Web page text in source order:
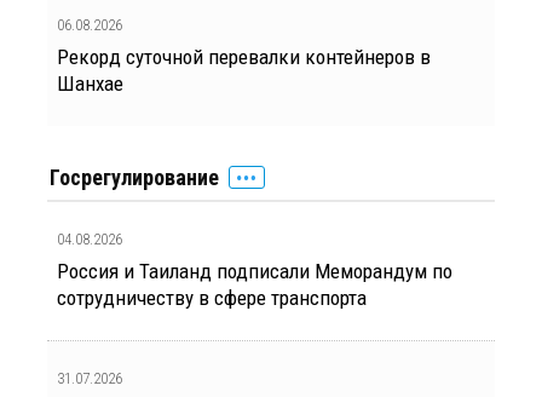
06.08.2026
Рекорд суточной перевалки контейнеров в
Шанхае
Госрегулирование
04.08.2026
Россия и Таиланд подписали Меморандум по
сотрудничеству в сфере транспорта
31.07.2026